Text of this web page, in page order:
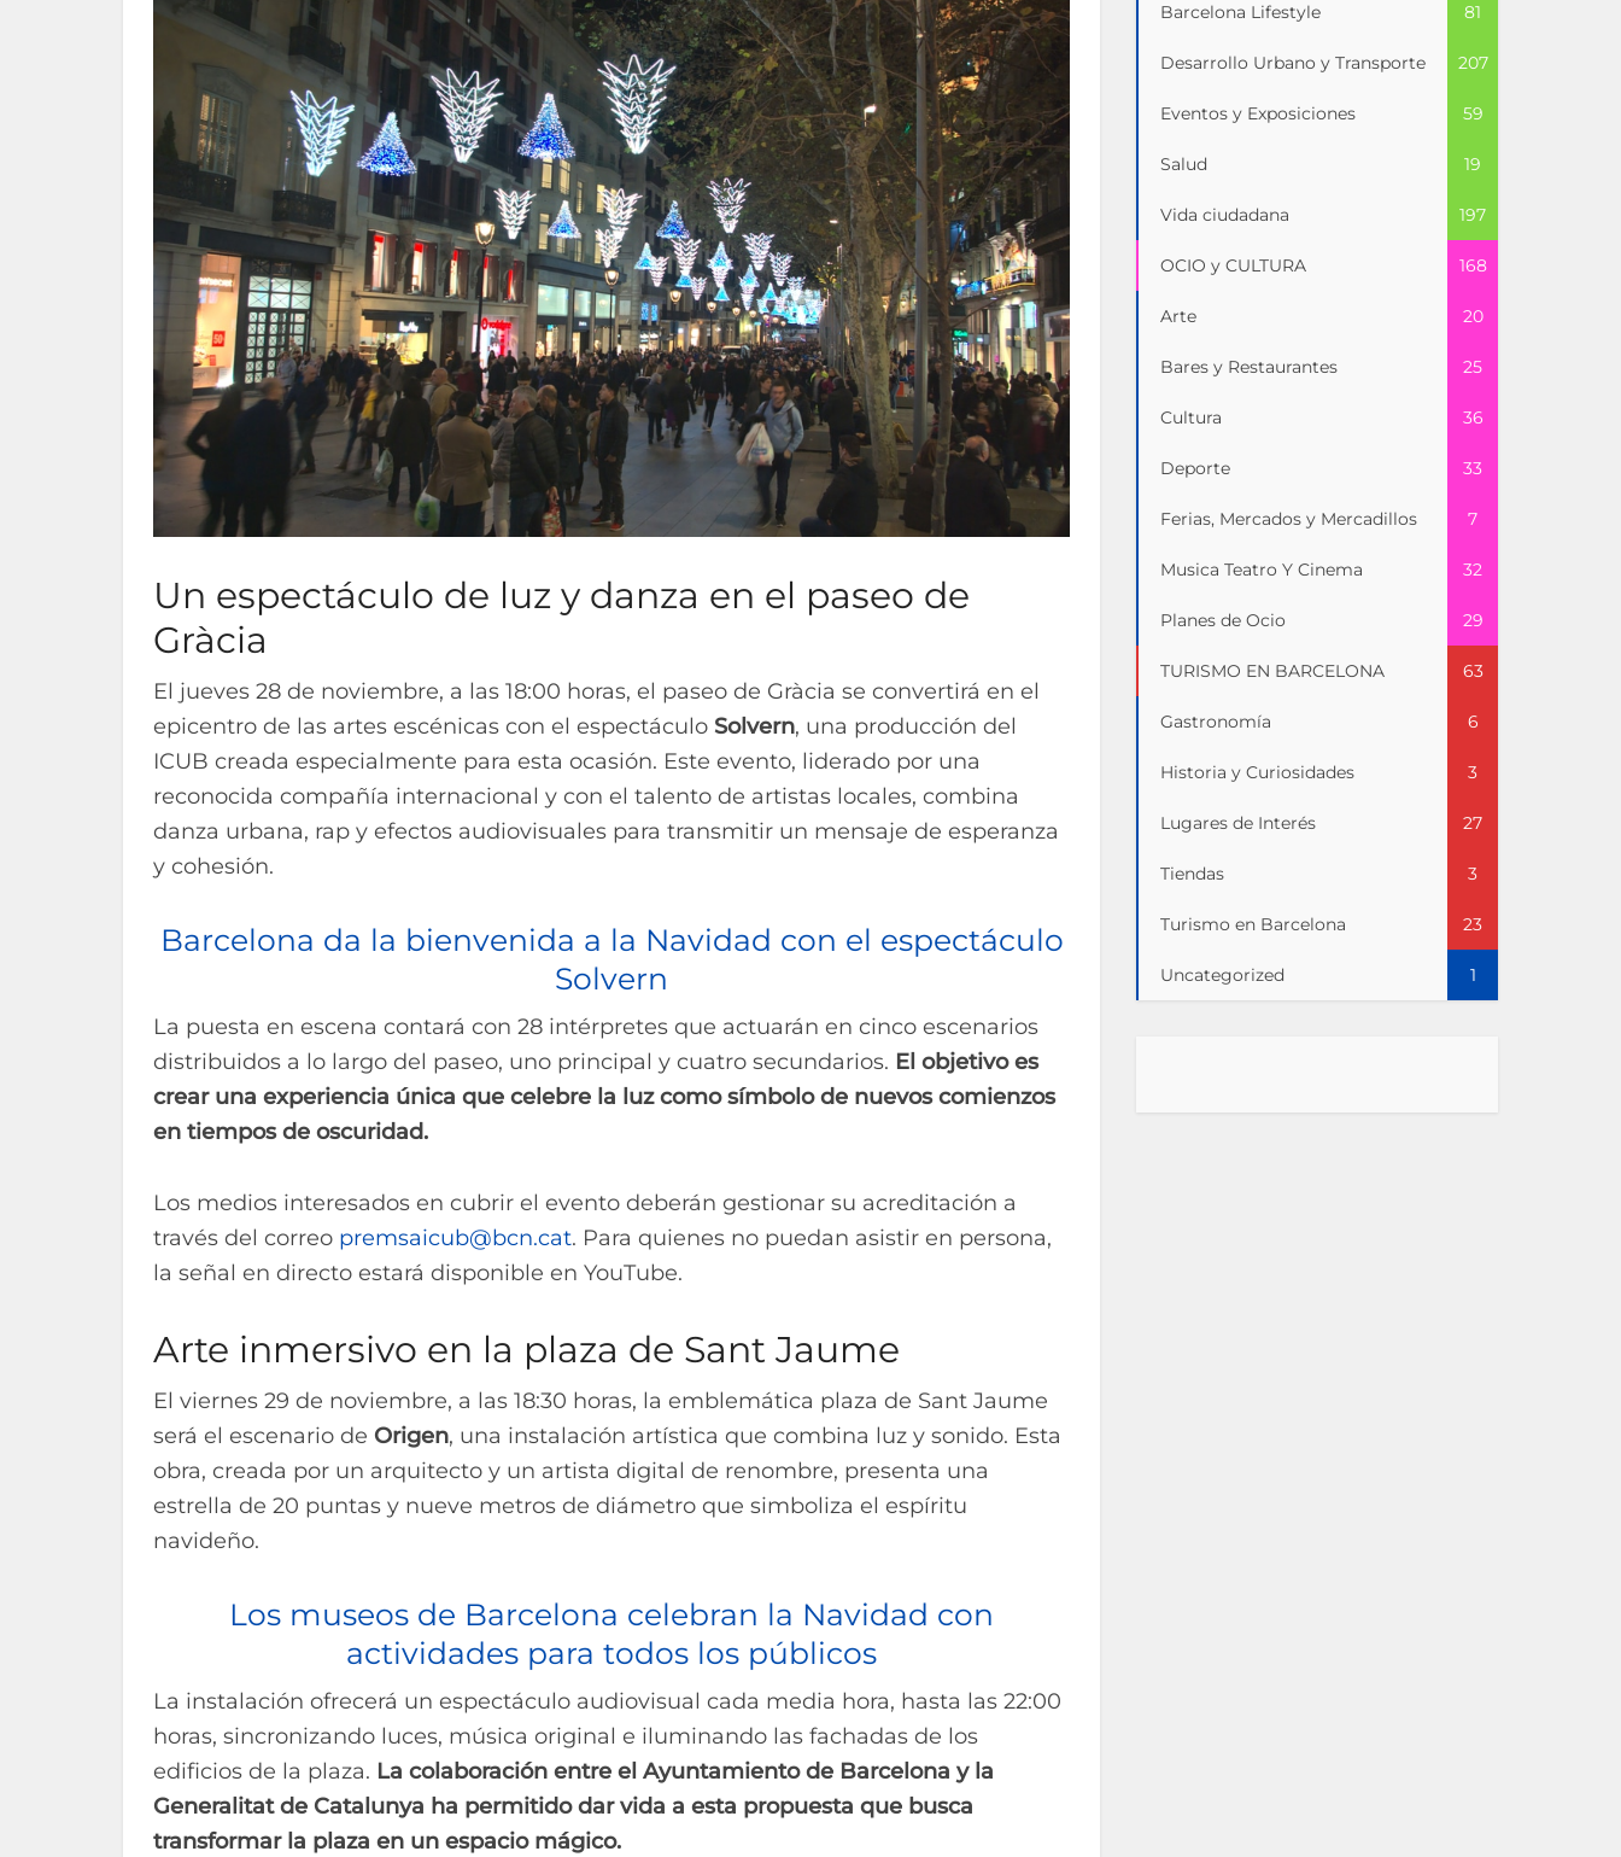
Un espectáculo de luz y danza en el paseo de
Gràcia
El jueves 28 de noviembre, a las 18:00 horas, el paseo de Gràcia se convertirá en el
epicentro de las artes escénicas con el espectáculo Solvern, una producción del
ICUB creada especialmente para esta ocasión. Este evento, liderado por una
reconocida compañía internacional y con el talento de artistas locales, combina
danza urbana, rap y efectos audiovisuales para transmitir un mensaje de esperanza
y cohesión.
Barcelona da la bienvenida a la Navidad con el espectáculo
Solvern
La puesta en escena contará con 28 intérpretes que actuarán en cinco escenarios
distribuidos a lo largo del paseo, uno principal y cuatro secundarios. El objetivo es
crear una experiencia única que celebre la luz como símbolo de nuevos comienzos
en tiempos de oscuridad.
Los medios interesados en cubrir el evento deberán gestionar su acreditación a
través del correo premsaicub@bcn.cat. Para quienes no puedan asistir en persona,
la señal en directo estará disponible en YouTube.
Arte inmersivo en la plaza de Sant Jaume
El viernes 29 de noviembre, a las 18:30 horas, la emblemática plaza de Sant Jaume
será el escenario de Origen, una instalación artística que combina luz y sonido. Esta
obra, creada por un arquitecto y un artista digital de renombre, presenta una
estrella de 20 puntas y nueve metros de diámetro que simboliza el espíritu
navideño.
Los museos de Barcelona celebran la Navidad con
actividades para todos los públicos
La instalación ofrecerá un espectáculo audiovisual cada media hora, hasta las 22:00
horas, sincronizando luces, música original e iluminando las fachadas de los
edificios de la plaza. La colaboración entre el Ayuntamiento de Barcelona y la
Generalitat de Catalunya ha permitido dar vida a esta propuesta que busca
transformar la plaza en un espacio mágico.
Barcelona Lifestyle 81
Desarrollo Urbano y Transporte 207
Eventos y Exposiciones 59
Salud 19
Vida ciudadana 197
OCIO y CULTURA 168
Arte 20
Bares y Restaurantes 25
Cultura 36
Deporte 33
Ferias, Mercados y Mercadillos 7
Musica Teatro Y Cinema 32
Planes de Ocio 29
TURISMO EN BARCELONA 63
Gastronomía 6
Historia y Curiosidades 3
Lugares de Interés 27
Tiendas 3
Turismo en Barcelona 23
Uncategorized 1